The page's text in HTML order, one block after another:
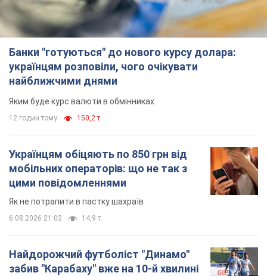
Банки "готуються" до нового курсу долара:
українцям розповіли, чого очікувати
найближчими днями
Яким буде курс валюти в обмінниках
12 годин тому 150,2 т.
Українцям обіцяють по 850 грн від
мобільних операторів: що не так з
цими повідомленнями
Як не потрапити в пастку шахраїв
6.08.2026 21:02 14,9 т.
Найдорожчий футболіст "Динамо"
забив "Карабаху" вже на 10-й хвилині